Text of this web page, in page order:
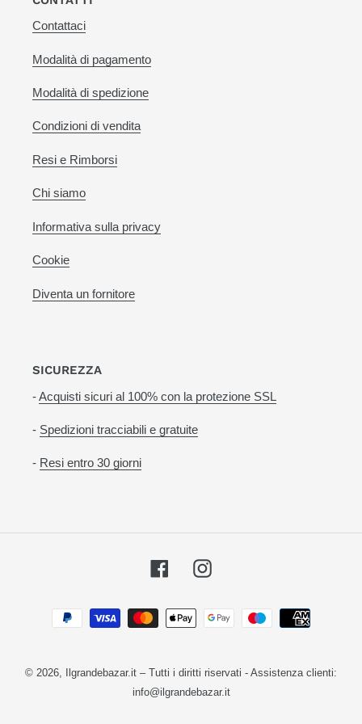
Contattaci
Modalità di pagamento
Modalità di spedizione
Condizioni di vendita
Resi e Rimborsi
Chi siamo
Informativa sulla privacy
Cookie
Diventa un fornitore
SICUREZZA
-Acquisti sicuri al 100% con la protezione SSL
- Spedizioni tracciabili e gratuite
- Resi entro 30 giorni
FacebookInstagram
Metodi
di
© 2026, Ilgrandebazar.it – Tutti i diritti riservati - Assistenza clienti:
info@ilgrandebazar.it